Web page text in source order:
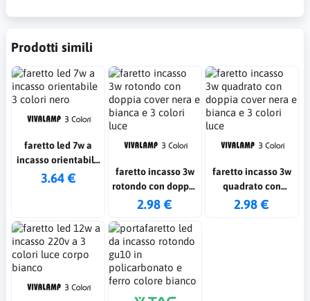
Prodotti simili
faretto led 7w a
incasso orientabile
3 colori nero
3.64 €
faretto incasso 3w
rotondo con doppia
cover nera e bianca
2.98 €
faretto incasso 3w
quadrato con
doppia cover nera
2.98 €